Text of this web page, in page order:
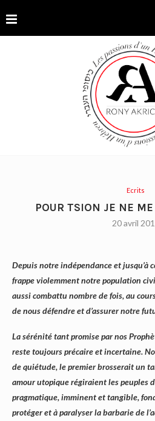
Ecrits
POUR TSION JE NE
20 avril
Depuis notre indépendance et jusqu’à
frappe violemment notre population
aussi combattu nombre de fois, au
de nous défendre et d’assurer notre
La sérénité tant promise par nos
reste toujours précaire et incertaine.
de quiétude, le premier brosserait un
amour utopique régiraient les peuples
pragmatique, imminent et tangible,
protéger et à paralyser la barbarie de